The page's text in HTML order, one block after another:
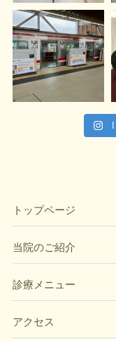
トップページ
当院のご紹介
診療メニュー
アクセス